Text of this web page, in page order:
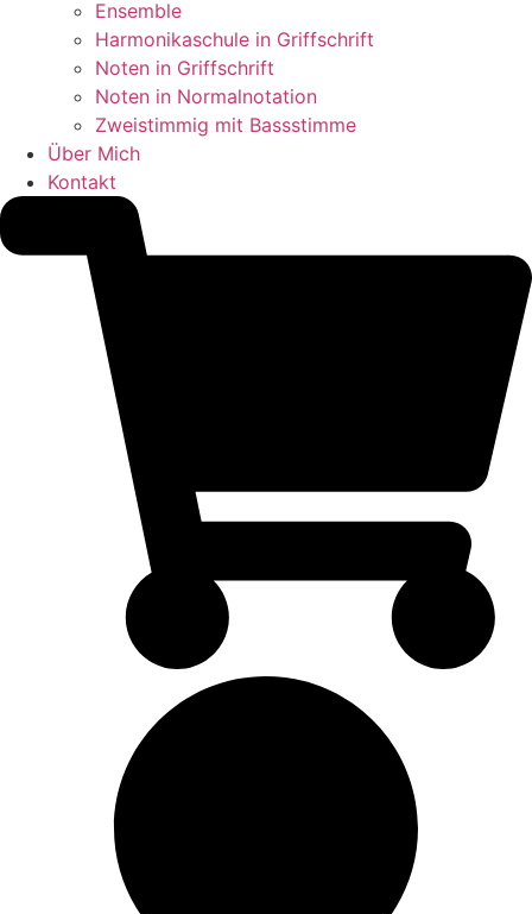
Ensemble
Harmonikaschule in Griffschrift
Noten in Griffschrift
Noten in Normalnotation
Zweistimmig mit Bassstimme
Über Mich
Kontakt